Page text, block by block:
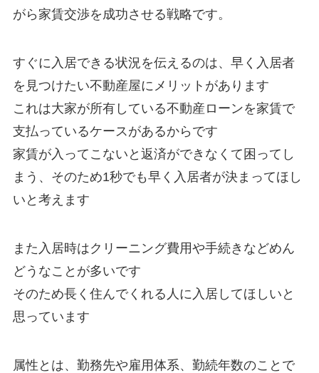
がら家賃交渉を成功させる戦略です。
すぐに入居できる状況を伝えるのは、早く入居者
を見つけたい不動産屋にメリットがあります
これは大家が所有している不動産ローンを家賃で
支払っているケースがあるからです
家賃が入ってこないと返済ができなくて困ってし
まう、そのため1秒でも早く入居者が決まってほし
いと考えます
また入居時はクリーニング費用や手続きなどめん
どうなことが多いです
そのため長く住んでくれる人に入居してほしいと
思っています
属性とは、勤務先や雇用体系、勤続年数のことで